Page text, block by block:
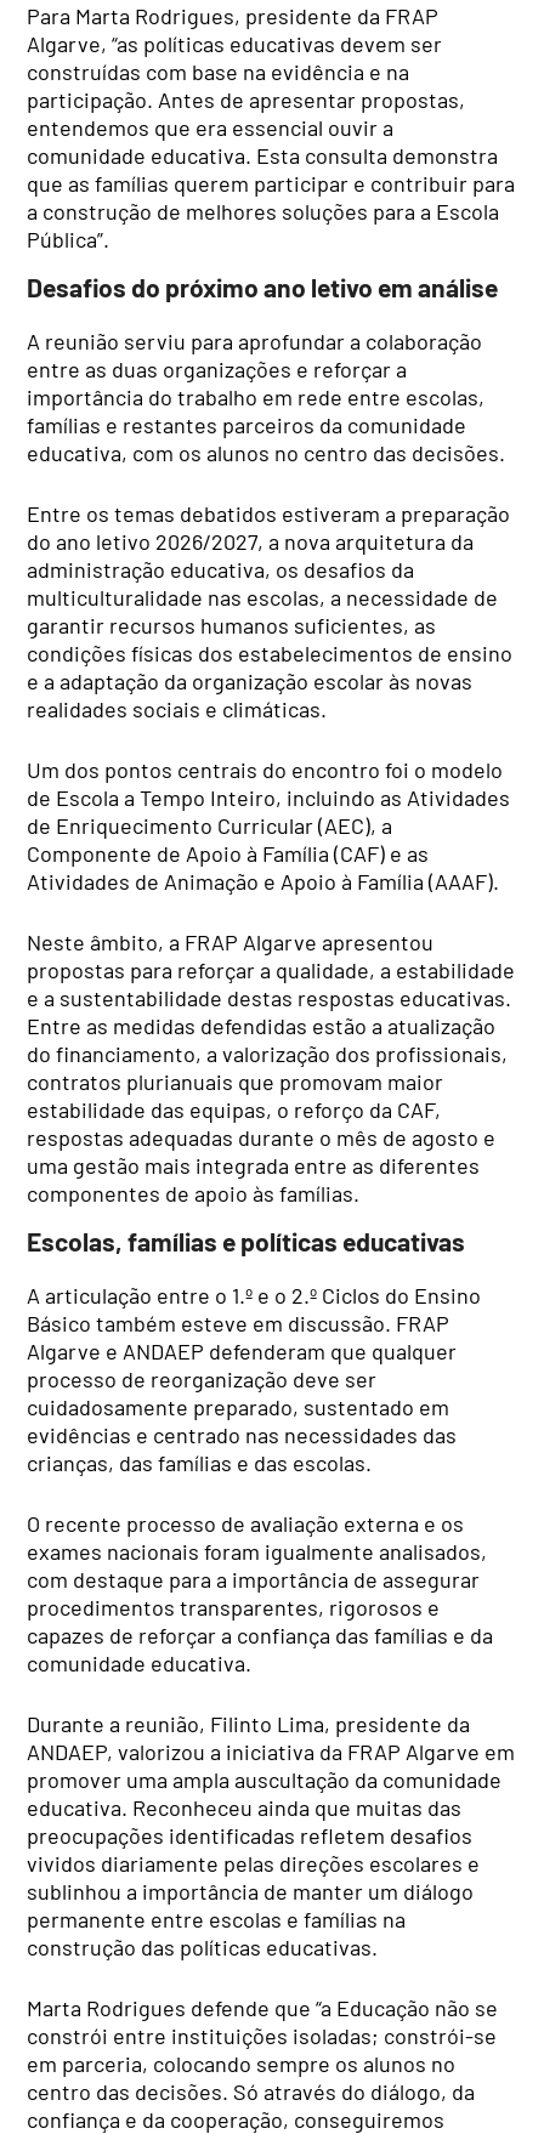
Para Marta Rodrigues, presidente da FRAP
Algarve, “as políticas educativas devem ser
construídas com base na evidência e na
participação. Antes de apresentar propostas,
entendemos que era essencial ouvir a
comunidade educativa. Esta consulta demonstra
que as famílias querem participar e contribuir para
a construção de melhores soluções para a Escola
Pública”.
Desafios do próximo ano letivo em análise
A reunião serviu para aprofundar a colaboração
entre as duas organizações e reforçar a
importância do trabalho em rede entre escolas,
famílias e restantes parceiros da comunidade
educativa, com os alunos no centro das decisões.
Entre os temas debatidos estiveram a preparação
do ano letivo 2026/2027, a nova arquitetura da
administração educativa, os desafios da
multiculturalidade nas escolas, a necessidade de
garantir recursos humanos suficientes, as
condições físicas dos estabelecimentos de ensino
e a adaptação da organização escolar às novas
realidades sociais e climáticas.
Um dos pontos centrais do encontro foi o modelo
de Escola a Tempo Inteiro, incluindo as Atividades
de Enriquecimento Curricular (AEC), a
Componente de Apoio à Família (CAF) e as
Atividades de Animação e Apoio à Família (AAAF).
Neste âmbito, a FRAP Algarve apresentou
propostas para reforçar a qualidade, a estabilidade
e a sustentabilidade destas respostas educativas.
Entre as medidas defendidas estão a atualização
do financiamento, a valorização dos profissionais,
contratos plurianuais que promovam maior
estabilidade das equipas, o reforço da CAF,
respostas adequadas durante o mês de agosto e
uma gestão mais integrada entre as diferentes
componentes de apoio às famílias.
Escolas, famílias e políticas educativas
A articulação entre o 1.º e o 2.º Ciclos do Ensino
Básico também esteve em discussão. FRAP
Algarve e ANDAEP defenderam que qualquer
processo de reorganização deve ser
cuidadosamente preparado, sustentado em
evidências e centrado nas necessidades das
crianças, das famílias e das escolas.
O recente processo de avaliação externa e os
exames nacionais foram igualmente analisados,
com destaque para a importância de assegurar
procedimentos transparentes, rigorosos e
capazes de reforçar a confiança das famílias e da
comunidade educativa.
Durante a reunião, Filinto Lima, presidente da
ANDAEP, valorizou a iniciativa da FRAP Algarve em
promover uma ampla auscultação da comunidade
educativa. Reconheceu ainda que muitas das
preocupações identificadas refletem desafios
vividos diariamente pelas direções escolares e
sublinhou a importância de manter um diálogo
permanente entre escolas e famílias na
construção das políticas educativas.
Marta Rodrigues defende que “a Educação não se
constrói entre instituições isoladas; constrói-se
em parceria, colocando sempre os alunos no
centro das decisões. Só através do diálogo, da
confiança e da cooperação, conseguiremos